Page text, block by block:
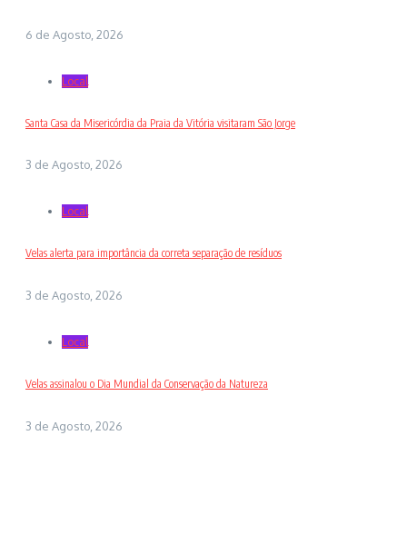
6 de Agosto, 2026
Local
Santa Casa da Misericórdia da Praia da Vitória visitaram São Jorge
3 de Agosto, 2026
Local
Velas alerta para importância da correta separação de resíduos
3 de Agosto, 2026
Local
Velas assinalou o Dia Mundial da Conservação da Natureza
3 de Agosto, 2026